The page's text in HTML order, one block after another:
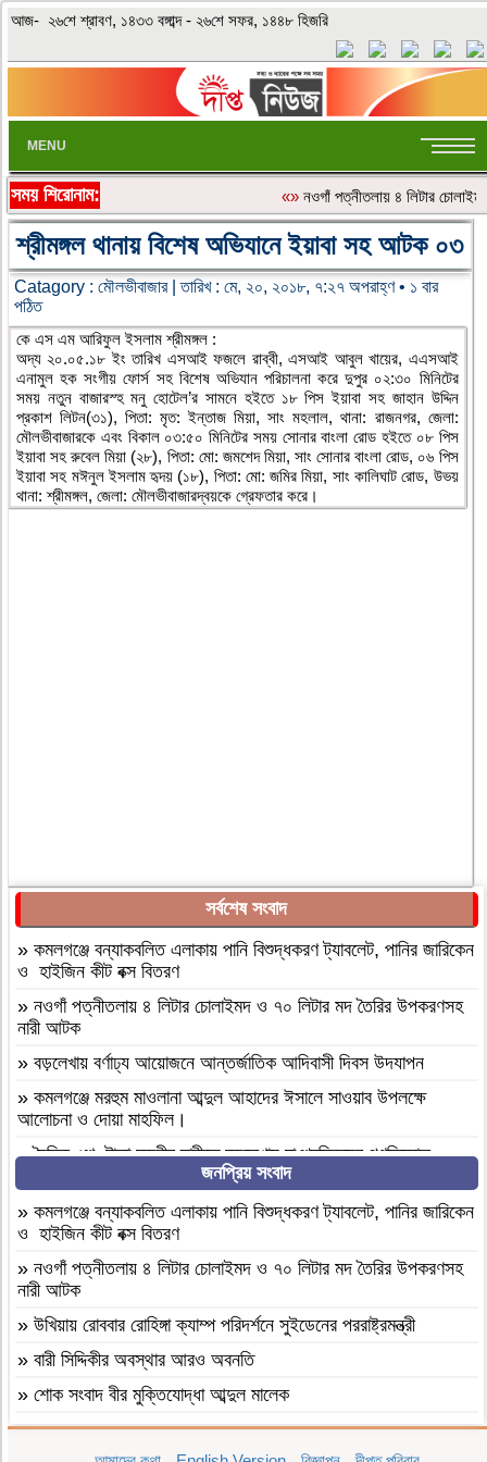
আজ- ২৬শে শ্রাবণ, ১৪৩৩ বঙ্গাব্দ - ২৬শে সফর, ১৪৪৮ হিজরি
MENU
সময় শিরোনাম: «» নওগাঁ পত্নীতলায় ৪ লিটার
শ্রীমঙ্গল থানায় বিশেষ অভিযানে ইয়াবা সহ আটক ০৩
Catagory : মৌলভীবাজার| তারিখ : মে, ২০, ২০১৮, ৭:২৭ অপরাহ্ণ • ১ বার
পঠিত
কে এস এম আরিফুল ইসলাম শ্রীমঙ্গল :
অদ্য ২০.০৫.১৮ ইং তারিখ এসআই ফজলে রাব্বী, এসআই আবুল খায়ের, এএসআই
এনামুল হক সংগীয় ফোর্স সহ বিশেষ অভিযান পরিচালনা করে দুপুর ০২:৩০ মিনিটের
সময় নতুন বাজারস্হ মনু হোটেল’র সামনে হইতে ১৮ পিস ইয়াবা সহ জাহান উদ্দিন
প্রকাশ লিটন(৩১), পিতা: মৃত: ইন্তাজ মিয়া, সাং মহলাল, থানা: রাজনগর, জেলা:
মৌলভীবাজারকে এবং বিকাল ০৩:৫০ মিনিটের সময় সোনার বাংলা রোড হইতে ০৮ পিস
ইয়াবা সহ রুবেল মিয়া (২৮), পিতা: মো: জমশেদ মিয়া, সাং সোনার বাংলা রোড, ০৬ পিস
ইয়াবা সহ মঈনুল ইসলাম হৃদয় (১৮), পিতা: মো: জমির মিয়া, সাং কালিঘাট রোড, উভয়
থানা: শ্রীমঙ্গল, জেলা: মৌলভীবাজারদ্বয়কে গ্রেফতার করে।
সর্বশেষ সংবাদ
» কমলগঞ্জে বন্যাকবলিত এলাকায় পানি বিশুদ্ধকরণ ট্যাবলেট, পানির জারিকেন
ও হাইজিন কীট বক্স বিতরণ
» নওগাঁ পত্নীতলায় ৪ লিটার চোলাইমদ ও ৭০ লিটার মদ তৈরির উপকরণসহ
নারী আটক
» বড়লেখায় বর্ণাঢ্য আয়োজনে আন্তর্জাতিক আদিবাসী দিবস উদযাপন
» কমলগঞ্জে মরহুম মাওলানা আব্দুল আহাদের ঈসালে সাওয়াব উপলক্ষে
আলোচনা ও দোয়া মাহফিল।
»দৈনিক ৫শ টাকা মজুরীর দাবীতে বড়লেখায় চা শ্রমিকদের গণবিক্ষোভ
»কমলগঞ্জের শমশেরনগর চা বাগানে অতিরিক্ত মদপানে অসুস্থ হয়ে যুবকের
মৃত্যু
»
দৈনিক ৫০০ টাকা মজুরিসহ চা শ্রমিক ইউনিয়নের নির্বাচনের দাবিতে
কমলগঞ্জে চা-শ্রমিকদের মানববন্ধন
»এআই দিয়ে এমপি নাসের রহমানের অশ্লীল ভিডিও ছড়ানোর অভিযোগে
সাভার থেকে আসামি গ্রেপ্তার
» বগুড়া আদমদীঘি ১শ পিস ট্যাপেন্টাডলসহ একজন গ্রেফতার
» বগুড়া আদমদীঘি’র ছাতিয়ানগ্রামে সাংসদ মহিত তালুকদার-কে সংবর্ধনা
কমলগঞ্জে এমপি হাজী মুজিবকে নাগরিক সংবর্ধনা
জনপ্রিয় সংবাদ
» কমলগঞ্জে বন্যাকবলিত এলাকায় পানি বিশুদ্ধকরণ ট্যাবলেট, পানির জারিকেন
ও হাইজিন কীট বক্স বিতরণ
» নওগাঁ পত্নীতলায় ৪ লিটার চোলাইমদ ও ৭০ লিটার মদ তৈরির উপকরণসহ
নারী আটক
» উখিয়ায় রোববার রোহিঙ্গা ক্যাম্প পরিদর্শনে সুইডেনের পররাষ্ট্রমন্ত্রী
» বারী সিদ্দিকীর অবস্থার আরও অবনতি
» শোক সংবাদ বীর মুক্তিযোদ্ধা আব্দুল মালেক
»মৃত্যুবাষির্কী মোহাম্মদ ইলিয়াছ